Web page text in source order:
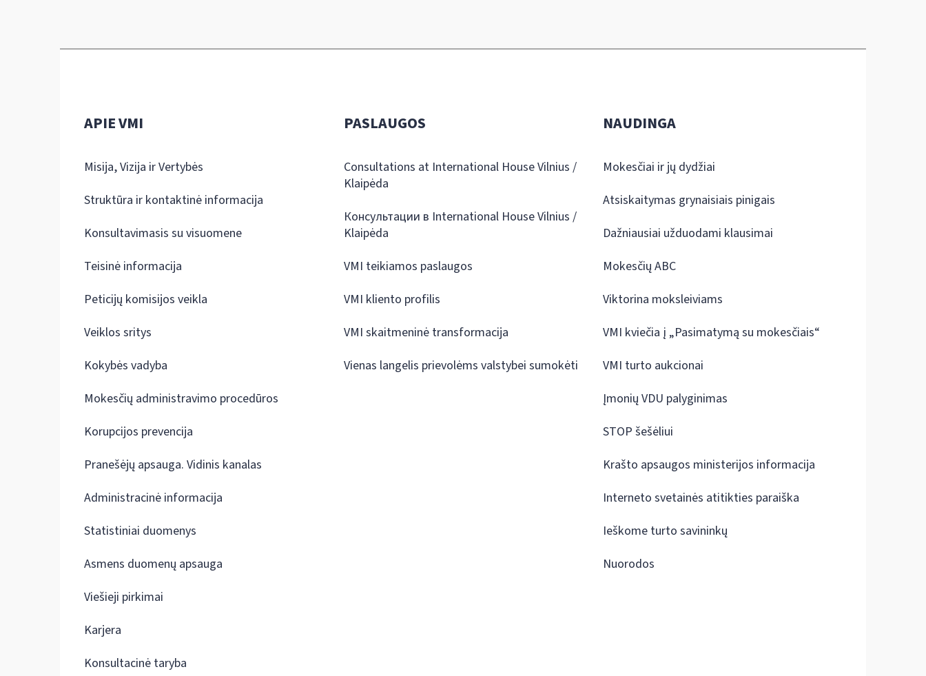
APIE VMI
Misija, Vizija ir Vertybės
Struktūra ir kontaktinė informacija
Konsultavimasis su visuomene
Teisinė informacija
Peticijų komisijos veikla
Veiklos sritys
Kokybės vadyba
Mokesčių administravimo procedūros
Korupcijos prevencija
Pranešėjų apsauga. Vidinis kanalas
Administracinė informacija
Statistiniai duomenys
Asmens duomenų apsauga
Viešieji pirkimai
Karjera
Konsultacinė taryba
PASLAUGOS
Consultations at International House Vilnius /
Klaipėda
Консультации в International House Vilnius /
Klaipėda
VMI teikiamos paslaugos
VMI kliento profilis
VMI skaitmeninė transformacija
Vienas langelis prievolėms valstybei sumokėti
NAUDINGA
Mokesčiai ir jų dydžiai
Atsiskaitymas grynaisiais pinigais
Dažniausiai užduodami klausimai
Mokesčių ABC
Viktorina moksleiviams
VMI kviečia į „Pasimatymą su mokesčiais“
VMI turto aukcionai
Įmonių VDU palyginimas
STOP šešėliui
Krašto apsaugos ministerijos informacija
Interneto svetainės atitikties paraiška
Ieškome turto savininkų
Nuorodos